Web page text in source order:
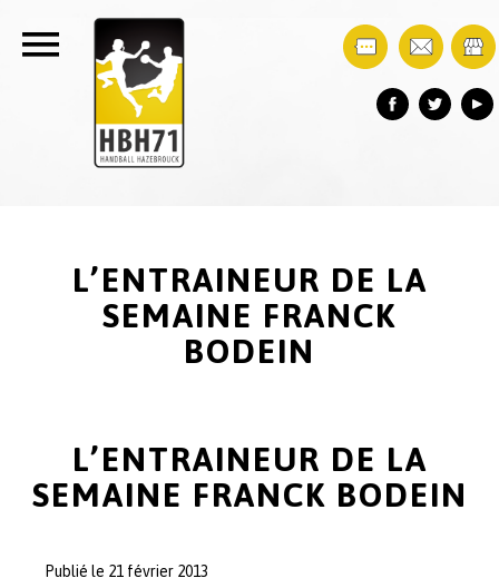
L’ENTRAINEUR DE LA
SEMAINE FRANCK
BODEIN
L’ENTRAINEUR DE LA
SEMAINE FRANCK BODEIN
Publié le 21 février 2013